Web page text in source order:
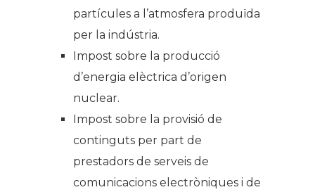
partícules a l’atmosfera produïda
per la indústria.
Impost sobre la producció
d’energia elèctrica d’origen
nuclear.
Impost sobre la provisió de
continguts per part de
prestadors de serveis de
comunicacions electròniques i de